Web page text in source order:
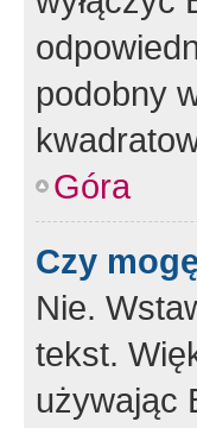
podobny
Góra
Czy
Nie.
tekst.
używając